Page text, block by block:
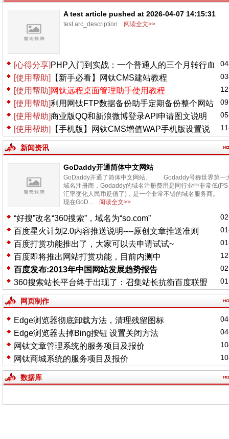
A test article pushed at 2026-04-07 14:15:31
test arc_description 阅读全文>>
[心得分享]PHP入门到实战：一个普通人的三个月转行血
泪史
[使用帮助] 【新手必看】网钛CMS建站教程
[使用帮助]网钛远程桌面管理助手使用教程
[使用帮助]利用网钛FTP数据备份助手定期备份整个网站
[使用帮助]商业版QQ和新浪微博登录API申请图文说明
[使用帮助] 【手机版】网钛CMS增值WAP手机版设置说
明新闻资讯
GoDaddy开通简体中文网站
GoDaddy开通了简体中文网站。 Godaddy号称世界第一
域名注册商，Godaddy的域名注册费用是同行业中非常低
汇率变化人民币贬值了)，是一个非常不错的域名服务商
现在GoD...
阅读全文>>
“好搜”改名“360搜索”，域名为“so.com”
百度星火计划2.0内容推送说明----原创文章推送准则
百度打赏功能推出了，大家可以去申请试试~
百度即将推出网站打赏功能，目前内测中
百度发布:2013年中国网站发展趋势报告
360搜索站长平台终于出现了：召集站长抗衡百度联盟
网页制作
Edge浏览器彻底卸载方法，清理残留图标
Edge浏览器去掉Bing按钮 设置关闭方法
网钛文章管理系统的服务项目及报价
网钛商城系统的服务项目及报价
数据库